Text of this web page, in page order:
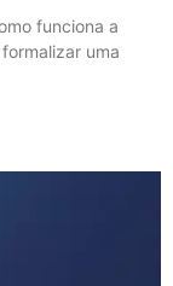
funciona a
uma